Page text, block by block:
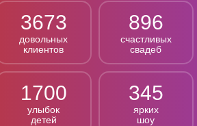
3673
довольных
клиентов
896
счастливых
свадеб
1700
улыбок
детей
345
ярких
шоу